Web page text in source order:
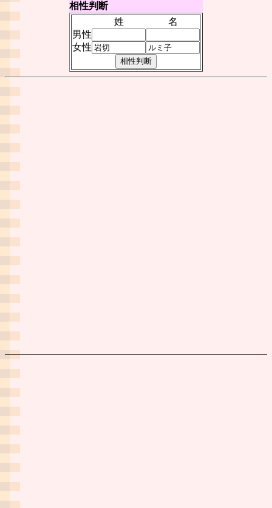
相性判断
姓
名
男性
女性